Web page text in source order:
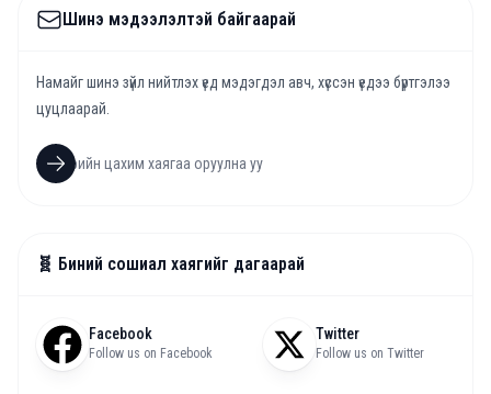
Шинэ мэдээлэлтэй байгаарай
Намайг шинэ зүйл нийтлэх үед мэдэгдэл авч, хүссэн үедээ бүртгэлээ
цуцлаарай.
🧬 Биний сошиал хаягийг дагаарай
Facebook
Follow us on Facebook
Twitter
Follow us on Twitter